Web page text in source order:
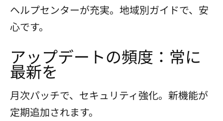
ヘルプセンターが充実。地域別ガイドで、安
心です。
アップデートの頻度：常に
最新を
月次パッチで、セキュリティ強化。新機能が
定期追加されます。